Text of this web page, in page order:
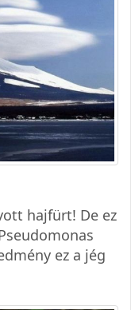
hajfürt! De ez
ez a jég